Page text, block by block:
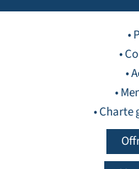
•
•
•
•
• Charte